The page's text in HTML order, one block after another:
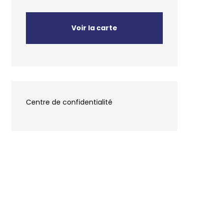
Voir la carte
Centre de confidentialité